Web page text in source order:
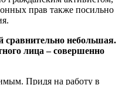
прав также посильно
сравнительно небольшая.
лица – совершенно
Придя на работу в